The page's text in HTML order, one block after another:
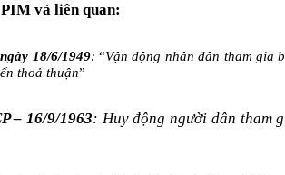
và liên quan:
18/6/1949: “Vận động nhân dân tham gia
thoả thuận”
–16/9/1963: Huy động ngư­ời dân tham